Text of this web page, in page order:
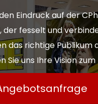
Eindruck auf der
fesselt und
das richtige Publikum
Sie uns Ihre Vision